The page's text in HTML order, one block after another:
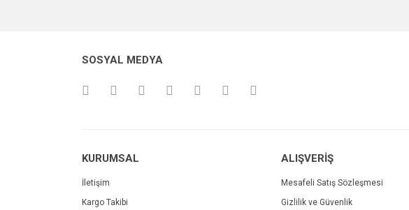
SOSYAL MEDYA
KURUMSAL
İletişim
Kargo Takibi
ALIŞVERİŞ
Mesafeli Satış Sözleşmesi
Gizlilik ve Güvenlik